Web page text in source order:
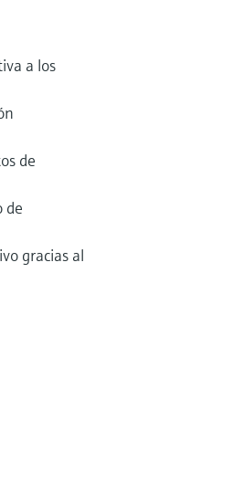
a los
de
de
gracias al